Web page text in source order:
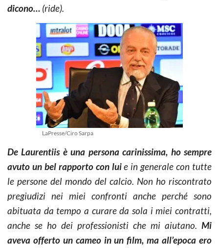
dicono… (ride).
LaPresse/Ciro Sarpa
De Laurentiis è una persona carinissima, ho sempre
avuto un bel rapporto con luie in generale con tutte
le persone del mondo del calcio. Non ho riscontrato
pregiudizi nei miei confronti anche perché sono
abituata da tempo a curare da sola i miei contratti,
anche se ho dei professionisti che mi aiutano. Mi
aveva offerto un cameo in un film, ma all’epoca ero